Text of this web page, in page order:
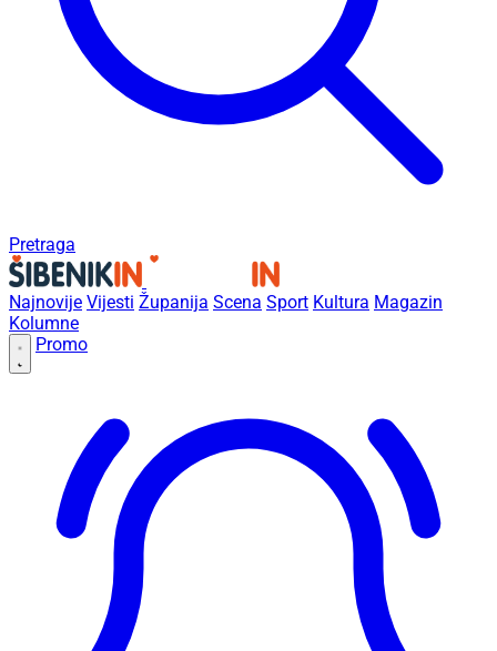
Pretraga
Najnovije Vijesti Županija Scena Sport Kultura Magazin
Kolumne
Promo